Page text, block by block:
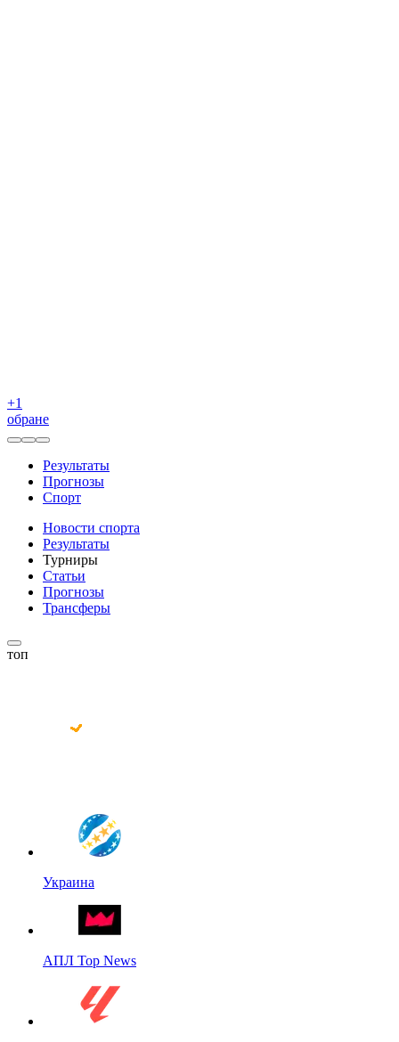
+1
обране
Результаты
Прогнозы
Спорт
Новости спорта
Результаты
Турниры
Статьи
Прогнозы
Трансферы
топ
Украина
АПЛ Top News